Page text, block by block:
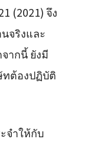
(2021) จึง
จริงและ
ากนี้ ยังมี
ต้องปฏิบัติ
จำให้กับ